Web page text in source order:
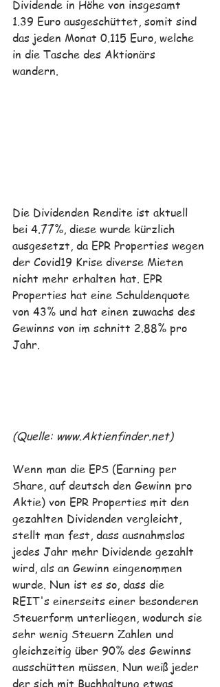
Dividende in Höhe von insgesamt
1.39 Euro ausgeschüttet, somit sind
das jeden Monat 0.115 Euro, welche
in die Tasche des Aktionärs
wandern.
Die Dividenden Rendite ist aktuell
bei 4.77%, diese wurde kürzlich
ausgesetzt, da EPR Properties wegen
der Covid19 Krise diverse Mieten
nicht mehr erhalten hat. EPR
Properties hat eine Schuldenquote
von 43% und hat einen zuwachs des
Gewinns von im schnitt 2.88% pro
Jahr.
(Quelle: www.Aktienfinder.net)
Wenn man die EPS (Earning per
Share, auf deutsch den Gewinn pro
Aktie) von EPR Properties mit den
gezahlten Dividenden vergleicht,
stellt man fest, dass ausnahmslos
jedes Jahr mehr Dividende gezahlt
wird, als an Gewinn eingenommen
wurde. Nun ist es so, dass die
REIT's einerseits einer besonderen
Steuerform unterliegen, wodurch sie
sehr wenig Steuern Zahlen und
gleichzeitig über 90% des Gewinns
ausschütten müssen. Nun weiß jeder
der sich mit Buchhaltung etwas